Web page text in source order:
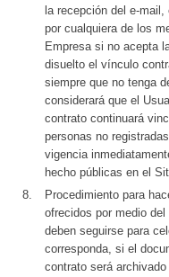
la recepción del e-
por cualquiera de los
Empresa si no acepta
disuelto el vínculo
siempre que no tenga
considerará que el
contrato continuará
personas no
vigencia
hecho públicas en el
Procedimiento para
ofrecidos por medio
deben seguirse para
corresponda, si el
contrato será